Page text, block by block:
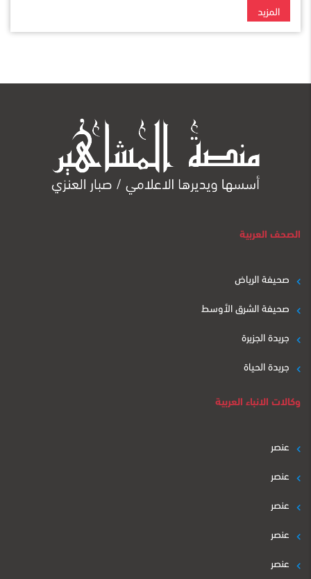
المزيد
الصحف العربية
صحيفة الرياض
صحيفة الشرق الأوسط
جريدة الجزيرة
جريدة الحياة
وكالات الانباء العربية
عنصر
عنصر
عنصر
عنصر
عنصر